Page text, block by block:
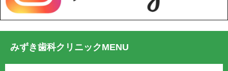
みずき歯科クリニックMENU